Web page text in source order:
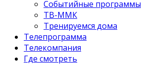
Событийные программы
ТВ-ММК
Тренируемся дома
Телепрограмма
Телекомпания
Где смотреть